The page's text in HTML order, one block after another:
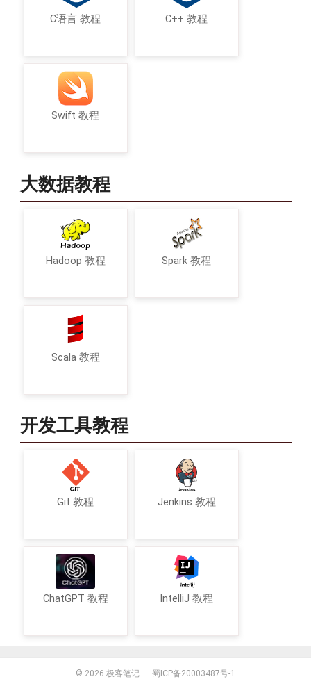
C语言 教程 C++ 教程
Swift 教程
大数据教程
Hadoop 教程 Spark 教程
Scala 教程
开发工具教程
Git 教程 Jenkins 教程
ChatGPT 教程 IntelliJ 教程
© 2026 极客笔记 蜀ICP备20003487号-1